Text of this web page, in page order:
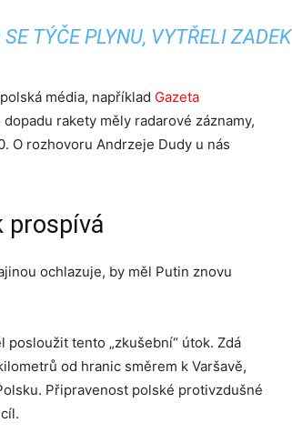
TÝČE PLYNU, VYTŘELI ZADEK
média, například Gazeta
rakety měly radarové záznamy,
O rozhovoru Andrzeje Dudy u nás
prospívá
ochlazuje, by měl Putin znovu
tento „zkušební“ útok. Zdá
od hranic směrem k Varšavě,
Připravenost polské protivzdušné